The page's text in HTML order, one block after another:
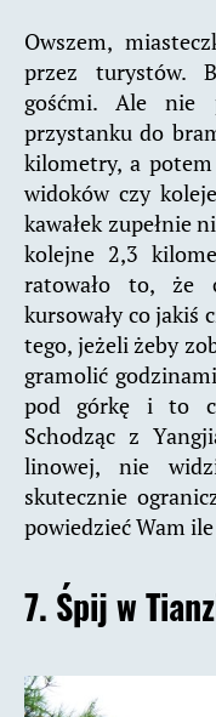
Owszem,
przez turystów.
gośćmi. Ale nie
przystanku do
kilometry, a
widoków czy
kawałek zupełnie
kolejne 2,3
ratowało to, że
kursowały co jakiś
tego, jeżeli żeby
gramolić
pod górkę i to
Schodząc z
linowej, nie
skutecznie
powiedzieć Wam
7. Śpij w